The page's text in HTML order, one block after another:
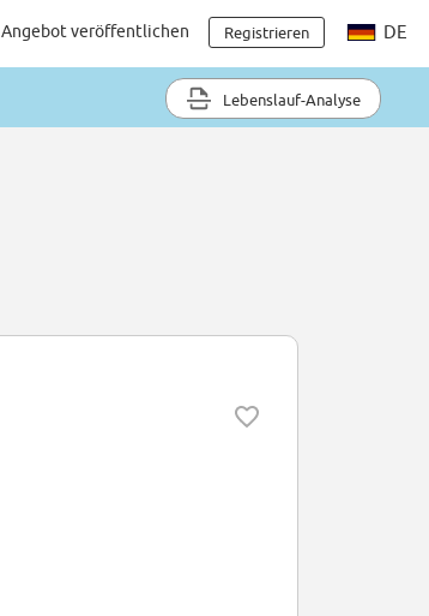
Angebot veröffentlichen Registrieren DE
Lebenslauf-Analyse